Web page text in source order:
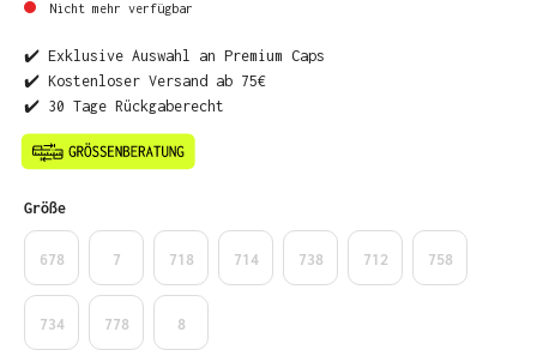
Nicht mehr verfügbar
✔️ Exklusive Auswahl an Premium Caps
✔️ Kostenloser Versand ab 75€
✔️ 30 Tage Rückgaberecht
Größeauswählen
678 7 718 714 738 712 758
734 778 8